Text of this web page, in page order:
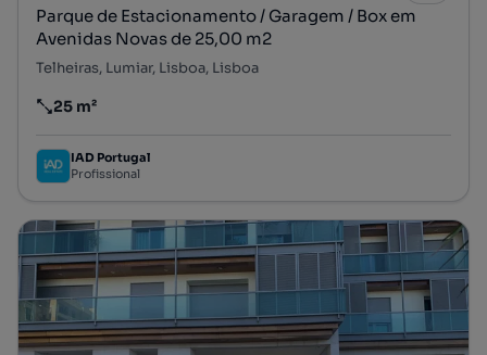
Parque de Estacionamento / Garagem / Box em
Avenidas Novas de 25,00 m2
Telheiras, Lumiar, Lisboa, Lisboa
Preço por metro quadrado
25 m²
IAD Portugal
Profissional